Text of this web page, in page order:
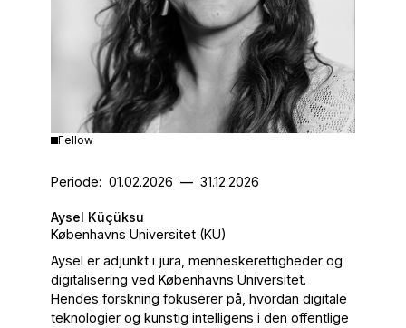
Fellow
Periode: 01.02.2026 — 31.12.2026
Aysel Küçüksu
Københavns Universitet (KU)
Aysel er adjunkt i jura, menneskerettigheder og
digitalisering ved Københavns Universitet.
Hendes forskning fokuserer på, hvordan digitale
teknologier og kunstig intelligens i den offentlige